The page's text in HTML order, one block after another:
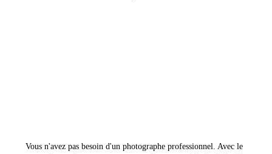
Vous n'avez pas besoin d'un photographe professionnel. Avec le